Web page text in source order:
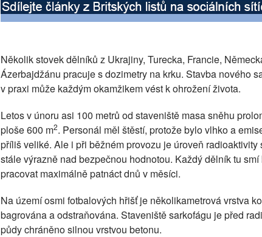
Několik stovek dělníků z Ukrajiny, Turecka, Francie,
Ázerbajdžánu pracuje s dozimetry na krku. Stavba nového
v praxi může každým okamžikem vést k ohrožení života.
Letos v únoru asi 100 metrů od staveniště masa sněhu
ploše 600 m2. Personál měl štěstí, protože bylo vlhko a
příliš veliké. Ale i při běžném provozu je úroveň
stále výrazně nad bezpečnou hodnotou. Každý dělník tu
pracovat maximálně patnáct dnů v měsíci.
Na území osmi fotbalových hřišť je několikametrová vrstva
bagrována a odstraňována. Staveniště sarkofágu je před
půdy chráněno silnou vrstvou betonu.